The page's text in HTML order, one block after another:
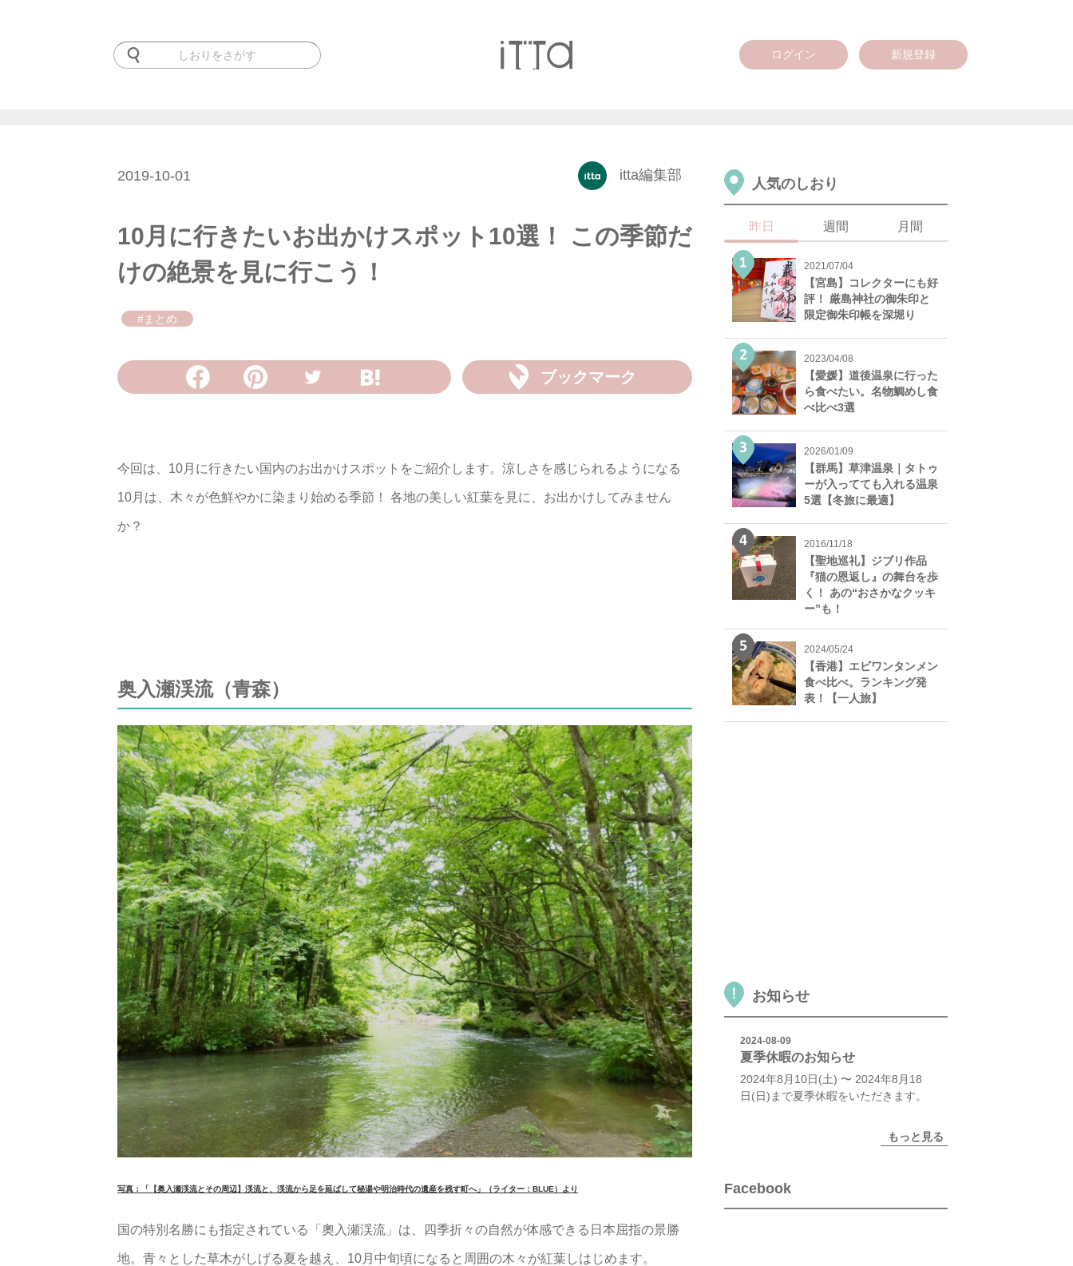
ログイン 新規登録
2019-10-01 itta編集部
10月に行きたいお出かけスポット10選！ この季節だ
けの絶景を見に行こう！
#まとめ
ブックマーク
今回は、10月に行きたい国内のお出かけスポットをご紹介します。涼しさを感じられるようになる
10月は、木々が色鮮やかに染まり始める季節！ 各地の美しい紅葉を見に、お出かけしてみません
か？
奥入瀬渓流（青森）
写真：「【奥入瀬渓流とその周辺】渓流と、渓流から足を延ばして秘湯や明治時代の遺産を残す町へ」（ライター：BLUE）より
国の特別名勝にも指定されている「奧入瀬渓流」は、四季折々の自然が体感できる日本屈指の景勝
地。青々とした草木がしげる夏を越え、10月中旬頃になると周囲の木々が紅葉しはじめます。
人気のしおり
昨日 週間 月間
2021/07/04
【宮島】コレクターにも好
評！ 厳島神社の御朱印と
限定御朱印帳を深堀り
2023/04/08
【愛媛】道後温泉に行った
ら食べたい。名物鯛めし食
べ比べ3選
2026/01/09
【群馬】草津温泉｜タトゥ
ーが入ってても入れる温泉
5選【冬旅に最適】
2016/11/18
【聖地巡礼】ジブリ作品
『猫の恩返し』の舞台を歩
く！ あの“おさかなクッキ
ー”も！
2024/05/24
【香港】エビワンタンメン
食べ比べ。ランキング発
表！【一人旅】
お知らせ
2024-08-09
夏季休暇のお知らせ
2024年8月10日(土) 〜 2024年8月18
日(日)まで夏季休暇をいただきます。
もっと見る
Facebook